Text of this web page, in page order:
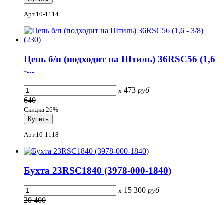
Арт.10-1114
Цепь б/п (подходит на Штиль) 36RSC56 (1,6
-...
x 473 руб
640
Скидка 26%
Арт.10-1118
Бухта 23RSС1840 (3978-000-1840)
x 15 300 руб
20 400